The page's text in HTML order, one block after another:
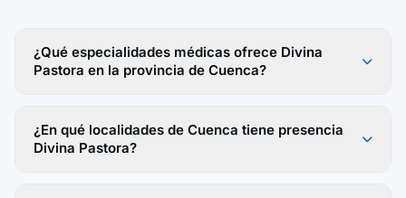
¿Qué especialidades médicas ofrece Divina
Pastora en la provincia de Cuenca?
¿En qué localidades de Cuenca tiene presencia
Divina Pastora?